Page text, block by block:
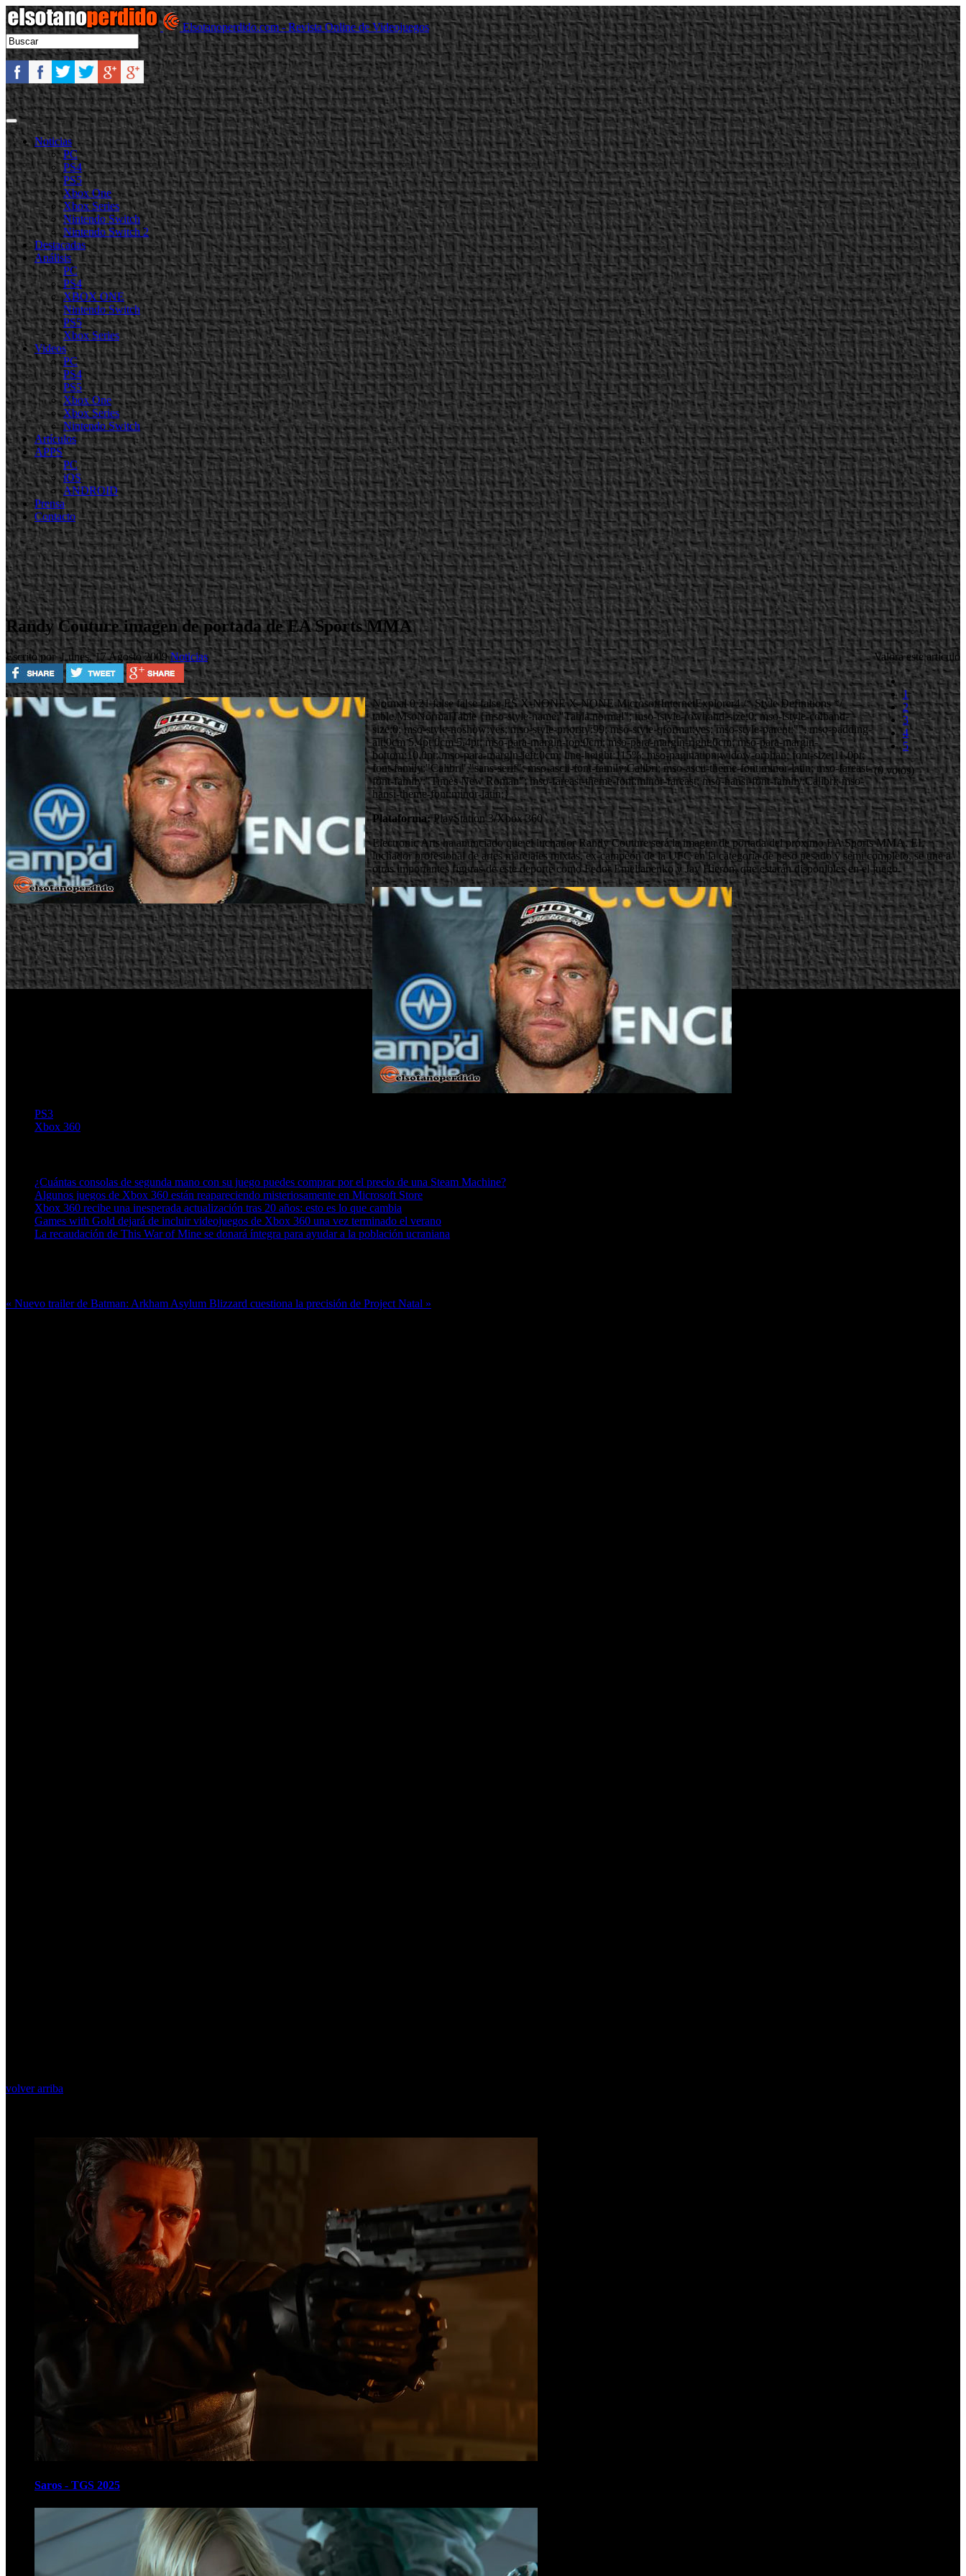
Elsotanoperdido.com - Revista Online de Videojuegos
Noticias
PC
PS4
PS5
Xbox One
Xbox Series
Nintendo Switch
Nintendo Switch 2
Destacadas
Análisis
PC
PS4
XBOX ONE
Nintendo Switch
PS5
Xbox Series
Videos
PC
PS4
PS5
Xbox One
Xbox Series
Nintendo Switch
Artículos
APPS
PC
iOS
ANDROID
Prensa
Contacto
Randy Couture imagen de portada de EA Sports MMA
Escrito porLunes, 17 Agosto 2009Noticias Valora este artículo
1
2
3
4
5
(0 votos)
Normal 0 21 false false false ES X-NONE X-NONE MicrosoftInternetExplorer4 /* Style Definitions */
table.MsoNormalTable {mso-style-name:"Tabla normal"; mso-tstyle-rowband-size:0; mso-tstyle-colband-
size:0; mso-style-noshow:yes; mso-style-priority:99; mso-style-qformat:yes; mso-style-parent:""; mso-padding-
alt:0cm 5.4pt 0cm 5.4pt; mso-para-margin-top:0cm; mso-para-margin-right:0cm; mso-para-margin-
bottom:10.0pt; mso-para-margin-left:0cm; line-height:115%; mso-pagination:widow-orphan; font-size:11.0pt;
font-family:"Calibri","sans-serif"; mso-ascii-font-family:Calibri; mso-ascii-theme-font:minor-latin; mso-fareast-
font-family:"Times New Roman"; mso-fareast-theme-font:minor-fareast; mso-hansi-font-family:Calibri; mso-
hansi-theme-font:minor-latin;}
Plataforma:PlayStation 3/Xbox 360
Electronic Arts ha anunciado que el luchador Randy Couture será la imagen de portada del próximo EA Sports MMA. EL
luchador profesional de artes marciales mixtas, ex-campeón de la UFC en la categoría de peso pesado y semi completo, se une a
otras importantes figuras de este deporte como Fedor Emelianenko y Jay Hieron, que estarán disponibles en el juego.
PS3
Xbox 360
¿Cuántas consolas de segunda mano con su juego puedes comprar por el precio de una Steam Machine?
Algunos juegos de Xbox 360 están reapareciendo misteriosamente en Microsoft Store
Xbox 360 recibe una inesperada actualización tras 20 años: esto es lo que cambia
Games with Gold dejará de incluir videojuegos de Xbox 360 una vez terminado el verano
La recaudación de This War of Mine se donará íntegra para ayudar a la población ucraniana
« Nuevo trailer de Batman: Arkham Asylum Blizzard cuestiona la precisión de Project Natal »
volver arriba
Saros - TGS 2025